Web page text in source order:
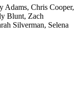
Adams, Chris Cooper,
Blunt, Zach
Silverman, Selena